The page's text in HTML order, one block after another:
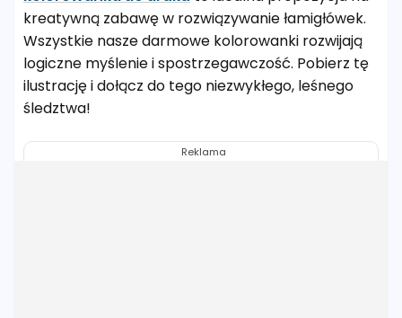
kreatywną zabawę w rozwiązywanie łamigłówek.
Wszystkie nasze darmowe kolorowanki rozwijają
logiczne myślenie i spostrzegawczość. Pobierz tę
ilustrację i dołącz do tego niezwykłego, leśnego
śledztwa!
Reklama